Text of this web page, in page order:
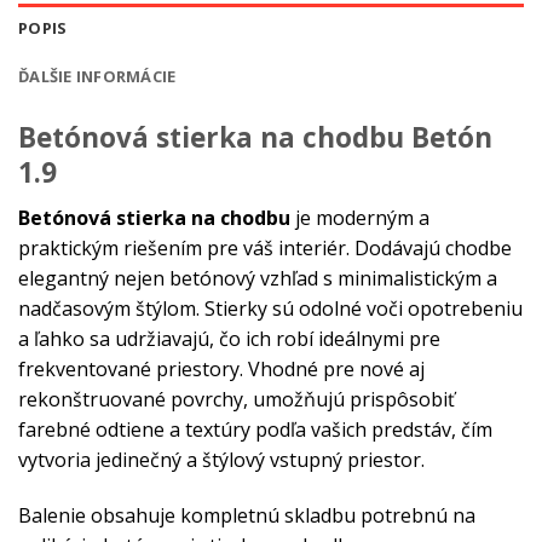
POPIS
ĎALŠIE INFORMÁCIE
Betónová stierka na chodbu Betón
1.9
Betónová stierka na chodbu je moderným a
praktickým riešením pre váš interiér. Dodávajú chodbe
elegantný nejen betónový vzhľad s minimalistickým a
nadčasovým štýlom. Stierky sú odolné voči opotrebeniu
a ľahko sa udržiavajú, čo ich robí ideálnymi pre
frekventované priestory. Vhodné pre nové aj
rekonštruované povrchy, umožňujú prispôsobiť
farebné odtiene a textúry podľa vašich predstáv, čím
vytvoria jedinečný a štýlový vstupný priestor.
Balenie obsahuje kompletnú skladbu potrebnú na